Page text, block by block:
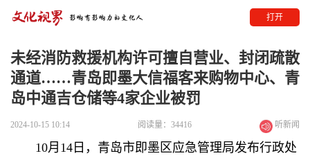
打开
未经消防救援机构许可擅自营业、封闭疏散
通道……青岛即墨大信福客来购物中心、青
岛中通吉仓储等4家企业被罚
2024-10-15 10:14 阅读量：34416 听新闻
10月14日，青岛市即墨区应急管理局发布行政处